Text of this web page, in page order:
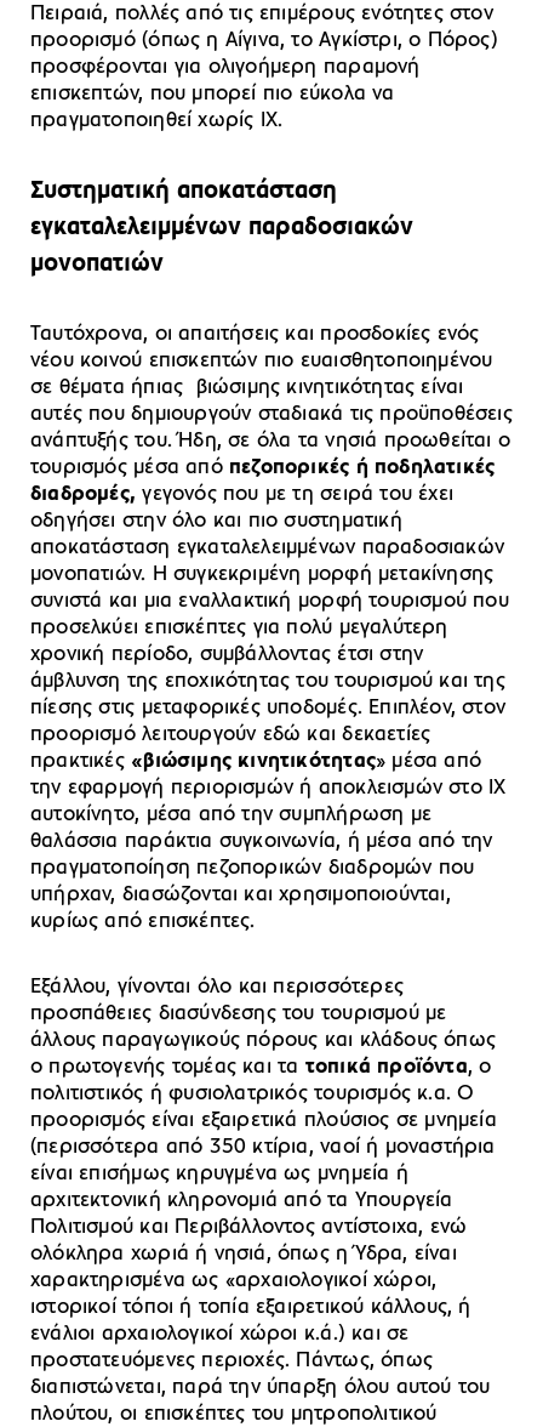
Πειραιά, πολλές από τις επιμέρους ενότητες στον
προορισμό (όπως η Αίγινα, το Αγκίστρι, ο Πόρος)
προσφέρονται για ολιγοήμερη παραμονή
επισκεπτών, που μπορεί πιο εύκολα να
πραγματοποιηθεί χωρίς ΙΧ.
Συστηματική αποκατάσταση
εγκαταλελειμμένων παραδοσιακών
μονοπατιών
Ταυτόχρονα, οι απαιτήσεις και προσδοκίες ενός
νέου κοινού επισκεπτών πιο ευαισθητοποιημένου
σε θέματα ήπιας βιώσιμης κινητικότητας είναι
αυτές που δημιουργούν σταδιακά τις προϋποθέσεις
ανάπτυξής του. Ήδη, σε όλα τα νησιά προωθείται ο
τουρισμός μέσα απόπεζοπορικές ή ποδηλατικές
διαδρομές,γεγονός που με τη σειρά του έχει
οδηγήσει στην όλο και πιο συστηματική
αποκατάσταση εγκαταλελειμμένων παραδοσιακών
μονοπατιών. Η συγκεκριμένη μορφή μετακίνησης
συνιστά και μια εναλλακτική μορφή τουρισμού που
προσελκύει επισκέπτες για πολύ μεγαλύτερη
χρονική περίοδο, συμβάλλοντας έτσι στην
άμβλυνση της εποχικότητας του τουρισμού και της
πίεσης στις μεταφορικές υποδομές. Επιπλέον, στον
προορισμό λειτουργούν εδώ και δεκαετίες
πρακτικές «βιώσιμης κινητικότητας» μέσα από
την εφαρμογή περιορισμών ή αποκλεισμών στο ΙΧ
αυτοκίνητο, μέσα από την συμπλήρωση με
θαλάσσια παράκτια συγκοινωνία, ή μέσα από την
πραγματοποίηση πεζοπορικών διαδρομών που
υπήρχαν, διασώζονται και χρησιμοποιούνται,
κυρίως από επισκέπτες.
Εξάλλου, γίνονται όλο και περισσότερες
προσπάθειες διασύνδεσης του τουρισμού με
άλλους παραγωγικούς πόρους και κλάδους όπως
ο πρωτογενής τομέας και τα τοπικά προϊόντα, ο
πολιτιστικός ή φυσιολατρικός τουρισμός κ.α. Ο
προορισμός είναι εξαιρετικά πλούσιος σε μνημεία
(περισσότερα από 350 κτίρια, ναοί ή μοναστήρια
είναι επισήμως κηρυγμένα ως μνημεία ή
αρχιτεκτονική κληρονομιά από τα Υπουργεία
Πολιτισμού και Περιβάλλοντος αντίστοιχα, ενώ
ολόκληρα χωριά ή νησιά, όπως η Ύδρα, είναι
χαρακτηρισμένα ως «αρχαιολογικοί χώροι,
ιστορικοί τόποι ή τοπία εξαιρετικού κάλλους, ή
ενάλιοι αρχαιολογικοί χώροι κ.ά.) και σε
προστατευόμενες περιοχές. Πάντως, όπως
διαπιστώνεται, παρά την ύπαρξη όλου αυτού του
πλούτου, οι επισκέπτες του μητροπολιτικού